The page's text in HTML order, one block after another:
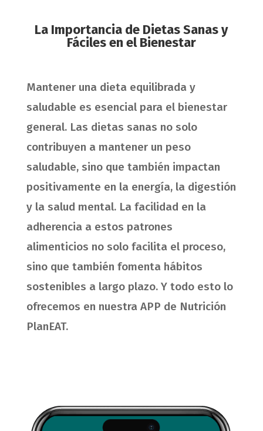
La Importancia de Dietas Sanas y
Fáciles en el Bienestar
Mantener una dieta equilibrada y
saludable es esencial para el bienestar
general. Las dietas sanas no solo
contribuyen a mantener un peso
saludable, sino que también impactan
positivamente en la energía, la digestión
y la salud mental. La facilidad en la
adherencia a estos patrones
alimenticios no solo facilita el proceso,
sino que también fomenta hábitos
sostenibles a largo plazo. Y todo esto lo
ofrecemos en nuestra APP de Nutrición
PlanEAT.